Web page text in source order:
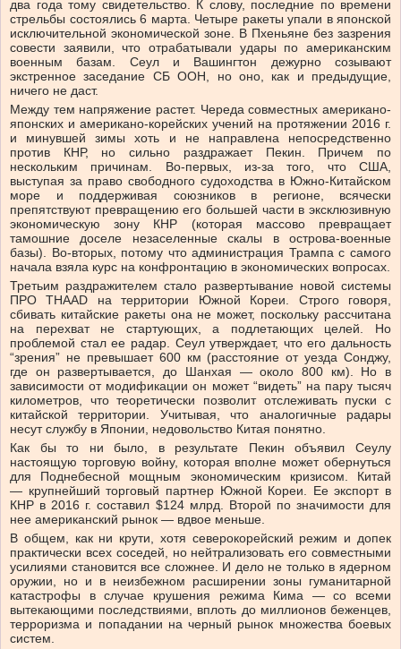
два года тому свидетельство. К слову, последние по времени
стрельбы состоялись 6 марта. Четыре ракеты упали в японской
исключительной экономической зоне. В Пхеньяне без зазрения
совести заявили, что отрабатывали удары по американским
военным базам. Сеул и Вашингтон дежурно созывают
экстренное заседание СБ ООН, но оно, как и предыдущие,
ничего не даст.
Между тем напряжение растет. Череда совместных американо-
японских и американо-корейских учений на протяжении 2016 г.
и минувшей зимы хоть и не направлена непосредственно
против КНР, но сильно раздражает Пекин. Причем по
нескольким причинам. Во-первых, из-за того, что США,
выступая за право свободного судоходства в Южно-Китайском
море и поддерживая союзников в регионе, всячески
препятствуют превращению его большей части в эксклюзивную
экономическую зону КНР (которая массово превращает
тамошние доселе незаселенные скалы в острова-военные
базы). Во-вторых, потому что администрация Трампа с самого
начала взяла курс на конфронтацию в экономических вопросах.
Третьим раздражителем стало развертывание новой системы
ПРО THAAD на территории Южной Кореи. Строго говоря,
сбивать китайские ракеты она не может, поскольку рассчитана
на перехват не стартующих, а подлетающих целей. Но
проблемой стал ее радар. Сеул утверждает, что его дальность
“зрения” не превышает 600 км (расстояние от уезда Сонджу,
где он развертывается, до Шанхая — около 800 км). Но в
зависимости от модификации он может “видеть” на пару тысяч
километров, что теоретически позволит отслеживать пуски с
китайской территории. Учитывая, что аналогичные радары
несут службу в Японии, недовольство Китая понятно.
Как бы то ни было, в результате Пекин объявил Сеулу
настоящую торговую войну, которая вполне может обернуться
для Поднебесной мощным экономическим кризисом. Китай
— крупнейший торговый партнер Южной Кореи. Ее экспорт в
КНР в 2016 г. составил $124 млрд. Второй по значимости для
нее американский рынок — вдвое меньше.
В общем, как ни крути, хотя северокорейский режим и допек
практически всех соседей, но нейтрализовать его совместными
усилиями становится все сложнее. И дело не только в ядерном
оружии, но и в неизбежном расширении зоны гуманитарной
катастрофы в случае крушения режима Кима — со всеми
вытекающими последствиями, вплоть до миллионов беженцев,
терроризма и попадании на черный рынок множества боевых
систем.